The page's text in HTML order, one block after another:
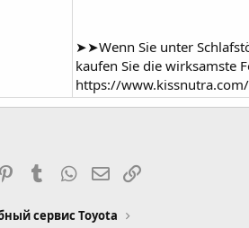
➤➤Wenn Sie unter
kaufen Sie die wirksamste
https://
PinterestTumblrWhatsAppЭлектронная почта
Ссылка
сервис Toyota